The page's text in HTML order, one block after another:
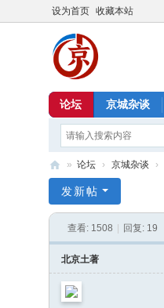
设为首页 收藏本站
论坛 京城杂谈
京
» 论坛 › 京城杂谈 ›
发新帖
查看: 1508 回复: 19
北京土著